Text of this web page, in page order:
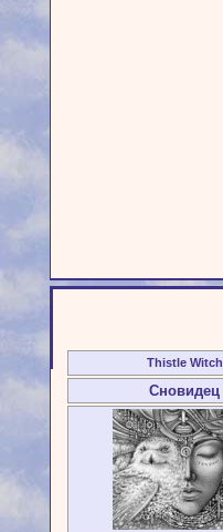
Thistle Witch
Сновидец